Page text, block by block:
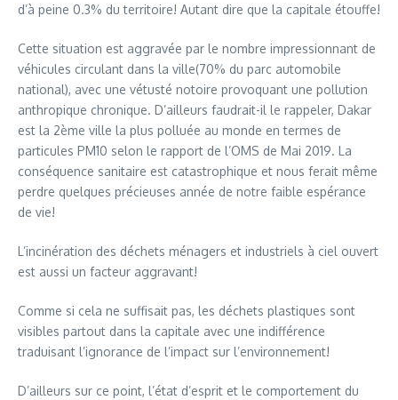
d’à peine 0.3% du territoire! Autant dire que la capitale étouffe!
Cette situation est aggravée par le nombre impressionnant de
véhicules circulant dans la ville(70% du parc automobile
national), avec une vétusté notoire provoquant une pollution
anthropique chronique. D’ailleurs faudrait-il le rappeler, Dakar
est la 2ème ville la plus polluée au monde en termes de
particules PM10 selon le rapport de l’OMS de Mai 2019. La
conséquence sanitaire est catastrophique et nous ferait même
perdre quelques précieuses année de notre faible espérance
de vie!
L’incinération des déchets ménagers et industriels à ciel ouvert
est aussi un facteur aggravant!
Comme si cela ne suffisait pas, les déchets plastiques sont
visibles partout dans la capitale avec une indifférence
traduisant l’ignorance de l’impact sur l’environnement!
D’ailleurs sur ce point, l’état d’esprit et le comportement du